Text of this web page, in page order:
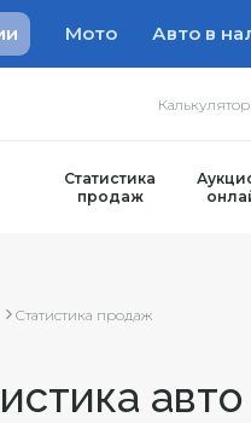
Мото Авто в
Статистика
продаж
Статистика продаж